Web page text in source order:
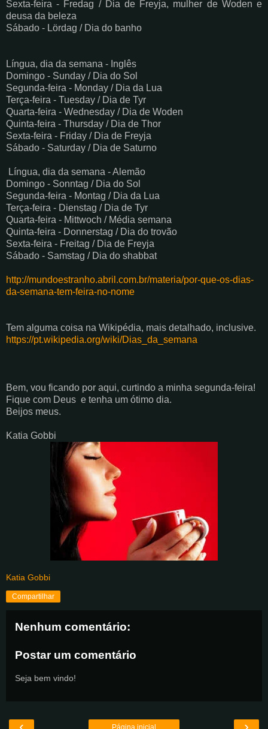
Sexta-feira - Fredag / Dia de Freyja, mulher de Woden e
deusa da beleza
Sábado - Lördag / Dia do banho
Língua, dia da semana - Inglês
Domingo - Sunday / Dia do Sol
Segunda-feira - Monday / Dia da Lua
Terça-feira - Tuesday / Dia de Tyr
Quarta-feira - Wednesday / Dia de Woden
Quinta-feira - Thursday / Dia de Thor
Sexta-feira - Friday / Dia de Freyja
Sábado - Saturday / Dia de Saturno
Língua, dia da semana - Alemão
Domingo - Sonntag / Dia do Sol
Segunda-feira - Montag / Dia da Lua
Terça-feira - Dienstag / Dia de Tyr
Quarta-feira - Mittwoch / Média semana
Quinta-feira - Donnerstag / Dia do trovão
Sexta-feira - Freitag / Dia de Freyja
Sábado - Samstag / Dia do shabbat
http://mundoestranho.abril.com.br/materia/por-que-os-dias-
da-semana-tem-feira-no-nome
Tem alguma coisa na Wikipédia, mais detalhado, inclusive.
https://pt.wikipedia.org/wiki/Dias_da_semana
Bem, vou ficando por aqui, curtindo a minha segunda-feira!
Fique com Deus e tenha um ótimo dia.
Beijos meus.
Katia Gobbi
Katia Gobbi
Compartilhar
Nenhum comentário:
Postar um comentário
Seja bem vindo!